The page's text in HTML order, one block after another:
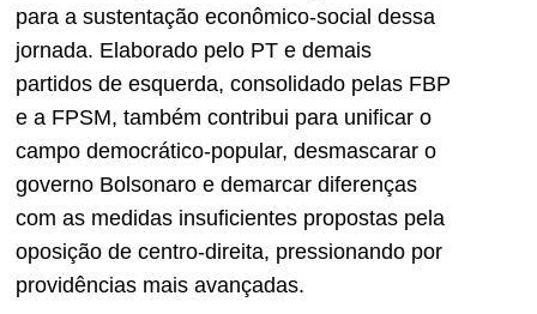
para a sustentação econômico-social dessa
jornada. Elaborado pelo PT e demais
partidos de esquerda, consolidado pelas FBP
e a FPSM, também contribui para unificar o
campo democrático-popular, desmascarar o
governo Bolsonaro e demarcar diferenças
com as medidas insuficientes propostas pela
oposição de centro-direita, pressionando por
providências mais avançadas.